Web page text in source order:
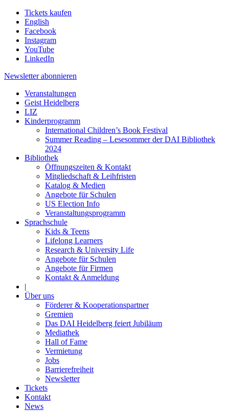
Tickets kaufen
English
Facebook
Instagram
YouTube
LinkedIn
Newsletter abonnieren
Veranstaltungen
Geist Heidelberg
LIZ
Kinderprogramm
International Children’s Book Festival
Summer Reading – Lesesommer der DAI Bibliothek
2024
Bibliothek
Öffnungszeiten & Kontakt
Mitgliedschaft & Leihfristen
Katalog & Medien
Angebote für Schulen
US Election Info
Veranstaltungsprogramm
Sprachschule
Kids & Teens
Lifelong Learners
Research & University Life
Angebote für Schulen
Angebote für Firmen
Kontakt & Anmeldung
|
Über uns
Förderer & Kooperationspartner
Gremien
Das DAI Heidelberg feiert Jubiläum
Mediathek
Hall of Fame
Vermietung
Jobs
Barrierefreiheit
Newsletter
Tickets
Kontakt
News